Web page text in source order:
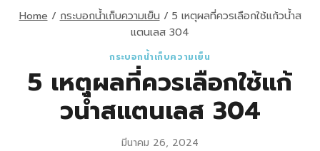
Home / กระบอกน้ำเก็บความเย็น / 5 เหตุผลที่ควรเลือกใช้แก้วน้ำส
แตนเลส 304
กระบอกน้ำเก็บความเย็น
5 เหตุผลที่ควรเลือกใช้แก้
วน้ำสแตนเลส 304
มีนาคม 26, 2024